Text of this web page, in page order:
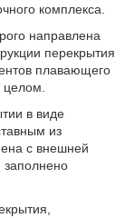
комплекса.
направлена
перекрытия
плавающего
в виде
из
с внешней
заполнено